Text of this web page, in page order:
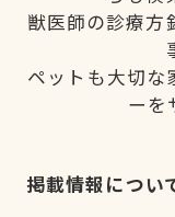
獣医師の診療方
ペットも大切な
ーを
掲載情報につい